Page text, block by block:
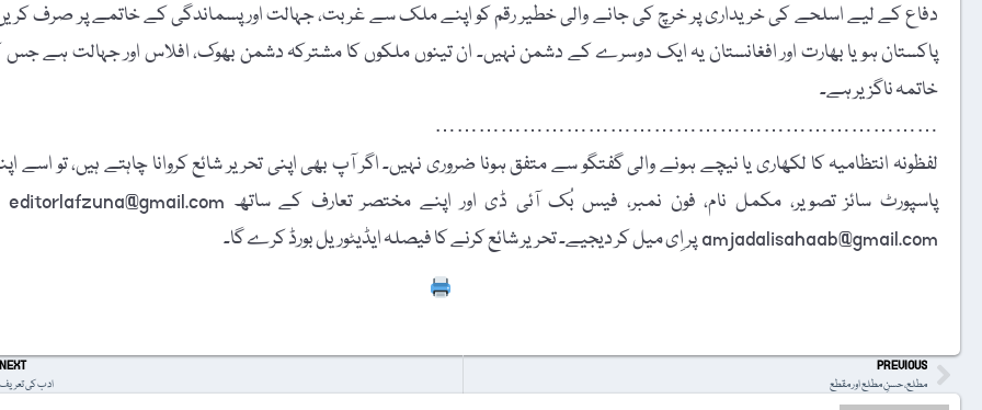
دفاع کے لیے اسلحے کی خریداری پر خرچ کی جانے والی خطیر رقم کو اپنے ملک سے غربت، جہالت اور پسماندگی کے خاتمے پر صرف
پاکستان ہو یا بھارت اور افغانستان یہ ایک دوسرے کے دشمن نہیں۔ ان تینوں ملکوں کا مشترکہ دشمن بھوک، افلاس اور جہالت ہے جس
خاتمہ ناگزیر ہے۔
……………………………………………………………
لفظونہ انتظامیہ کا لکھاری یا نیچے ہونے والی گفتگو سے متفق ہونا ضروری نہیں۔ اگر آپ بھی اپنی تحریر شائع کروانا چاہتے ہیں، تو اسے
amjadalisahaab@gmail.com پر اِی میل کر دیجیے۔ تحریر شائع کرنے کا فیصلہ ایڈیٹوریل بورڈ کرے گا۔
PREVIOUS
مطلع، حسنِ مطلع اور مقطع
NEXT
ادب کی تعریف